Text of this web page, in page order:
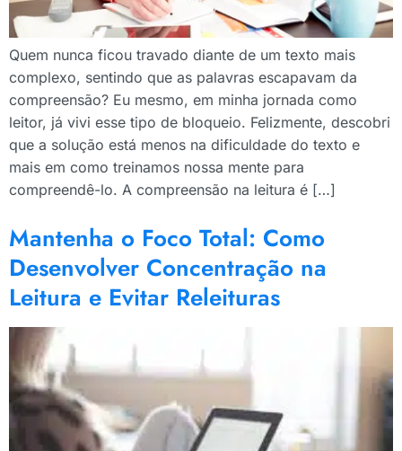
Quem nunca ficou travado diante de um texto mais
complexo, sentindo que as palavras escapavam da
compreensão? Eu mesmo, em minha jornada como
leitor, já vivi esse tipo de bloqueio. Felizmente, descobri
que a solução está menos na dificuldade do texto e
mais em como treinamos nossa mente para
compreendê-lo. A compreensão na leitura é […]
Mantenha o Foco Total: Como
Desenvolver Concentração na
Leitura e Evitar Releituras